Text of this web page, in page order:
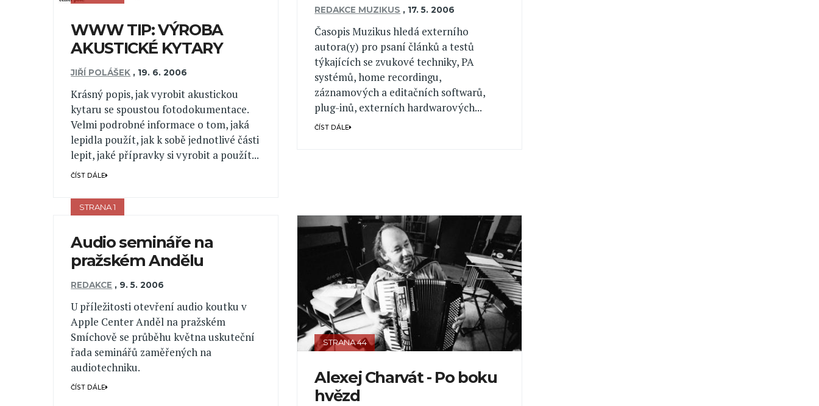
WWW TIP: VÝROBA
AKUSTICKÉ KYTARY
JIŘÍ POLÁŠEK , 19. 6. 2006
Krásný popis, jak vyrobit akustickou
kytaru se spoustou fotodokumentace.
Velmi podrobné informace o tom, jaká
lepidla použít, jak k sobě jednotlivé části
lepit, jaké přípravky si vyrobit a použít...
ČÍST DÁLE
REDAKCE MUZIKUS , 17. 5. 2006
Časopis Muzikus hledá externího
autora(y) pro psaní článků a testů
týkajících se zvukové techniky, PA
systémů, home recordingu,
záznamových a editačních softwarů,
plug-inů, externích hardwarových...
ČÍST DÁLE
STRANA 1
Audio semináře na
pražském Andělu
REDAKCE , 9. 5. 2006
U příležitosti otevření audio koutku v
Apple Center Anděl na pražském
Smíchově se průběhu května uskuteční
řada seminářů zaměřených na
audiotechniku.
ČÍST DÁLE
STRANA 44
Alexej Charvát - Po boku
hvězd